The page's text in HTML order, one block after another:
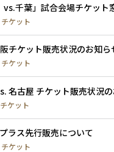
vs.千葉」試合会場チケッ
チケット
チケット販売状況のお知ら
チケット
名古屋 チケット販売状況
チケット
ラス先行販売について
チケット